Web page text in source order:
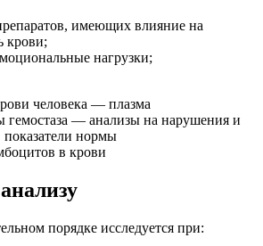
имеющих влияние на
крови;
нагрузки;
человека — плазма
гемостаза — анализы на нарушения и
нормы
в крови
порядке исследуется при: